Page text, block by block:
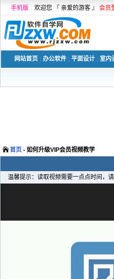
手机版 欢迎您 『 亲爱的游客 』 会员
网站首页 办公软件 平面设计 室内
首页 - 如何升级VIP会员视频教学
温馨提示：读取视频需要一点点时间，